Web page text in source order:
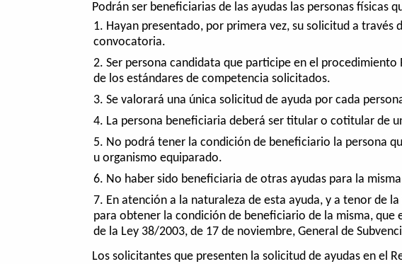
Podrán ser beneficiarias de las ayudas las personas físicas
Hayan presentado, por primera vez, su solicitud a
convocatoria.
Ser persona candidata que participe en el procedimiento
de los estándares de competencia solicitados.
Se valorará una única solicitud de ayuda por cada
La persona beneficiaria deberá ser titular o cotitular de
No podrá tener la condición de beneficiario la persona
u organismo equiparado.
No haber sido beneficiaria de otras ayudas para la
En atención a la naturaleza de esta ayuda, y a tenor de
para obtener la condición de beneficiario de la misma,
de la Ley 38/2003, de 17 de noviembre, General de
Los solicitantes que presenten la solicitud de ayudas en el